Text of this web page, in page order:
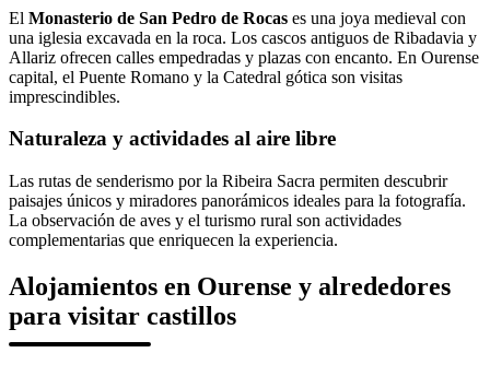
El Monasterio de San Pedro de Rocas es una joya medieval con
una iglesia excavada en la roca. Los cascos antiguos de Ribadavia y
Allariz ofrecen calles empedradas y plazas con encanto. En Ourense
capital, el Puente Romano y la Catedral gótica son visitas
imprescindibles.
Naturaleza y actividades al aire libre
Las rutas de senderismo por la Ribeira Sacra permiten descubrir
paisajes únicos y miradores panorámicos ideales para la fotografía.
La observación de aves y el turismo rural son actividades
complementarias que enriquecen la experiencia.
Alojamientos en Ourense y alrededores
para visitar castillos